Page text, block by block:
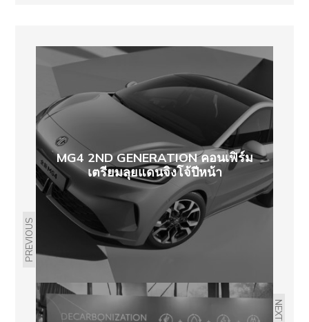
PREVIOUS
MG4 2ND GENERATION คอนเฟิร์ม
เตรียมลุยแดนจิงโจ้ปีหน้า
NEXT